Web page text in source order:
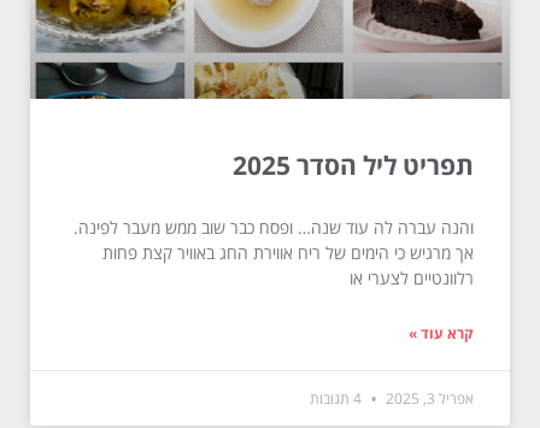
תפריט ליל הסדר 2025
והנה עברה לה עוד שנה… ופסח כבר שוב ממש מעבר לפינה.
אך מרגיש כי הימים של ריח אווירת החג באוויר קצת פחות
רלוונטיים לצערי או
קרא עוד »
אפריל 3, 2025